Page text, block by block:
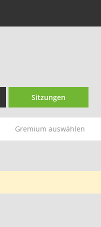
Sitzungen
Gremium auswählen